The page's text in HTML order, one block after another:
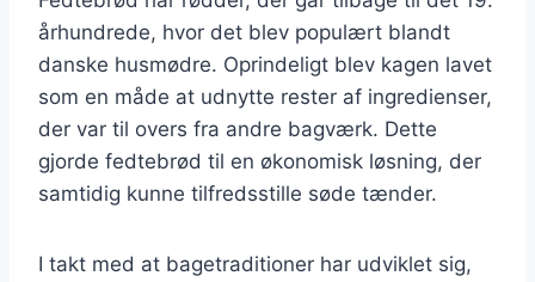
århundrede, hvor det blev populært blandt
danske husmødre. Oprindeligt blev kagen lavet
som en måde at udnytte rester af ingredienser,
der var til overs fra andre bagværk. Dette
gjorde fedtebrød til en økonomisk løsning, der
samtidig kunne tilfredsstille søde tænder.
I takt med at bagetraditioner har udviklet sig,